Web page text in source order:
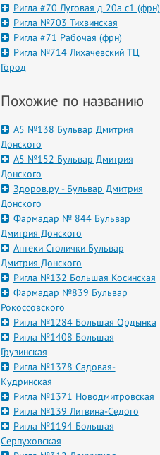
Ригла #70 Луговая д 20а с1 (фрн)
Ригла №703 Тихвинская
Ригла #71 Рабочая (фрн)
Ригла №714 Лихачевский ТЦ
Город
Похожие по названию
А5 №138 Бульвар Дмитрия
Донского
А5 №152 Бульвар Дмитрия
Донского
Здоров.ру - Бульвар Дмитрия
Донского
Фармадар № 844 Бульвар
Дмитрия Донского
Аптеки Столички Бульвар
Дмитрия Донского
Ригла №132 Большая Косинская
Фармадар №839 Бульвар
Рокоссовского
Ригла №1284 Большая Ордынка
Ригла №1408 Большая
Грузинская
Ригла №1378 Садовая-
Кудринская
Ригла №1371 Новодмитровская
Ригла №139 Литвина-Седого
Ригла №1194 Большая
Серпуховская